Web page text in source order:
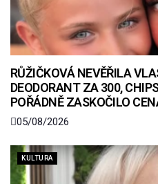
RŮŽIČKOVÁ NEVĚŘILA
DEODORANT ZA 300,
POŘÁDNĚ ZASKOČILO
05/08/2026
KULTURA